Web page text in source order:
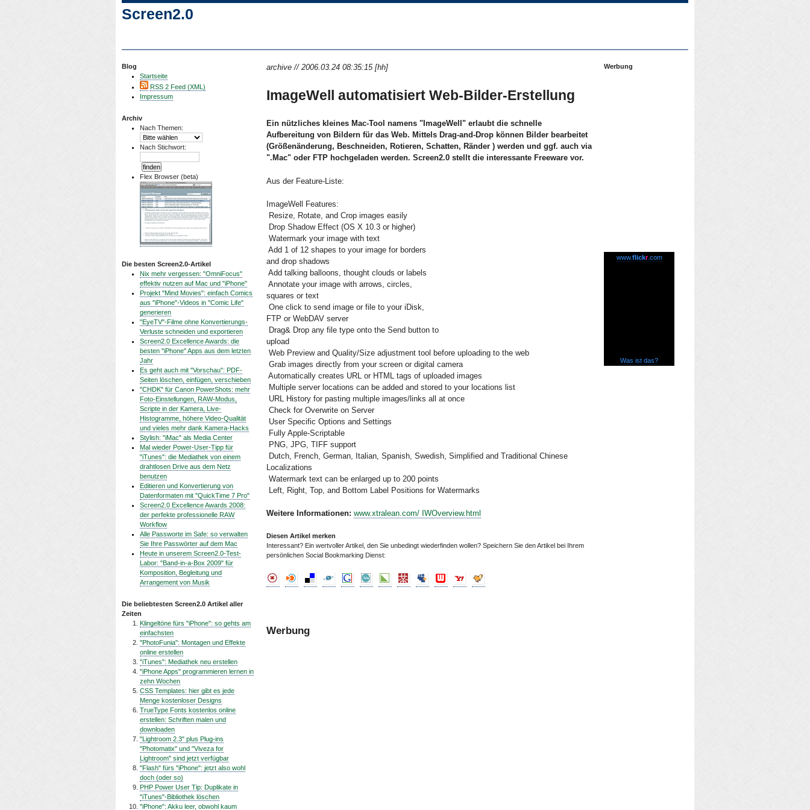
Screen2.0
Blog
Startseite
RSS 2 Feed (XML)
Impressum
Archiv
Nach Themen:
Nach Stichwort:
Flex Browser (beta)
Die besten Screen2.0-Artikel
Nix mehr vergessen: "OmniFocus"
effektiv nutzen auf Mac und "iPhone"
Projekt "Mind Movies": einfach Comics
aus "iPhone"-Videos in "Comic Life"
generieren
"EyeTV"-Filme ohne Konvertierungs-
Verluste schneiden und exportieren
Screen2.0 Excellence Awards: die
besten "iPhone" Apps aus dem letzten
Jahr
Es geht auch mit "Vorschau": PDF-
Seiten löschen, einfügen, verschieben
"CHDK" für Canon PowerShots: mehr
Foto-Einstellungen, RAW-Modus,
Scripte in der Kamera, Live-
Histogramme, höhere Video-Qualität
und vieles mehr dank Kamera-Hacks
Stylish: "iMac" als Media Center
Mal wieder Power-User-Tipp für
"iTunes": die Mediathek von einem
drahtlosen Drive aus dem Netz
benutzen
Editieren und Konvertierung von
Datenformaten mit "QuickTime 7 Pro"
Screen2.0 Excellence Awards 2008:
der perfekte professionelle RAW
Workflow
Alle Passworte im Safe: so verwalten
Sie Ihre Passwörter auf dem Mac
Heute in unserem Screen2.0-Test-
Labor: "Band-in-a-Box 2009" für
Komposition, Begleitung und
Arrangement von Musik
Die beliebtesten Screen2.0 Artikel aller
Zeiten
Klingeltöne fürs "iPhone": so gehts am
einfachsten
"PhotoFunia": Montagen und Effekte
online erstellen
"iTunes": Mediathek neu erstellen
"iPhone Apps" programmieren lernen in
zehn Wochen
CSS Templates: hier gibt es jede
Menge kostenloser Designs
TrueType Fonts kostenlos online
erstellen: Schriften malen und
downloaden
"Lightroom 2.3" plus Plug-ins
"Photomatix" und "Viveza for
Lightroom" sind jetzt verfügbar
"Flash" fürs "iPhone": jetzt also wohl
doch (oder so)
PHP Power User Tip: Duplikate in
"iTunes"-Bibliothek löschen
"iPhone": Akku leer, obwohl kaum
archive // 2006.03.24 08:35:15 [hh]
ImageWell automatisiert Web-Bilder-Erstellung
Ein nützliches kleines Mac-Tool namens "ImageWell" erlaubt die schnelle
Aufbereitung von Bildern für das Web. Mittels Drag-and-Drop können Bilder bearbeitet
(Größenänderung, Beschneiden, Rotieren, Schatten, Ränder ) werden und ggf. auch via
".Mac" oder FTP hochgeladen werden. Screen2.0 stellt die interessante Freeware vor.
Aus der Feature-Liste:
ImageWell Features:
 Resize, Rotate, and Crop images easily
 Drop Shadow Effect (OS X 10.3 or higher)
 Watermark your image with text
 Add 1 of 12 shapes to your image for borders
and drop shadows
 Add talking balloons, thought clouds or labels
 Annotate your image with arrows, circles,
squares or text
 One click to send image or file to your iDisk,
FTP or WebDAV server
 Drag& Drop any file type onto the Send button to
upload
 Web Preview and Quality/Size adjustment tool before uploading to the web
 Grab images directly from your screen or digital camera
 Automatically creates URL or HTML tags of uploaded images
 Multiple server locations can be added and stored to your locations list
 URL History for pasting multiple images/links all at once
 Check for Overwrite on Server
 User Specific Options and Settings
 Fully Apple-Scriptable
 PNG, JPG, TIFF support
 Dutch, French, German, Italian, Spanish, Swedish, Simplified and Traditional Chinese
Localizations
 Watermark text can be enlarged up to 200 points
 Left, Right, Top, and Bottom Label Positions for Watermarks
Weitere Informationen: www.xtralean.com/ IWOverview.html
Diesen Artikel merken
Interessant? Ein wertvoller Artikel, den Sie unbedingt wiederfinden wollen? Speichern Sie den Artikel bei Ihrem
persönlichen Social Bookmarking Dienst:
Werbung
Werbung
www.flickr.com
Was ist das?